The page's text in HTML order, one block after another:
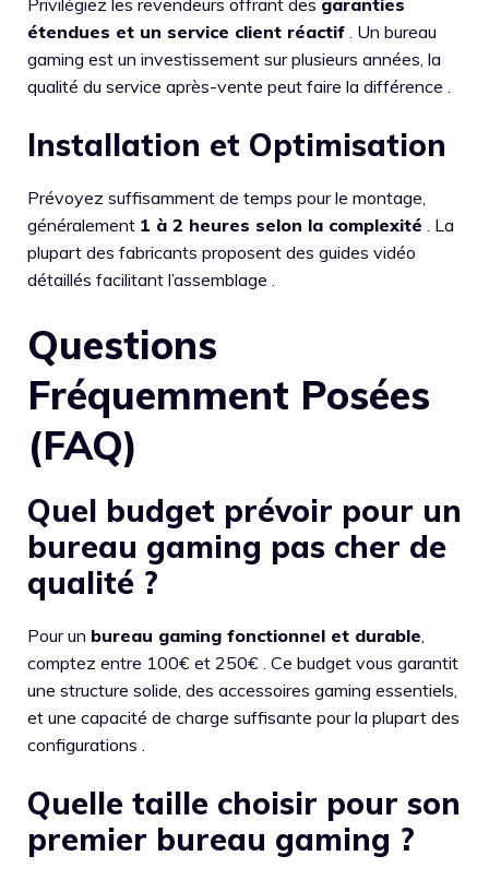
Privilégiez les revendeurs offrant des garanties
étendues et un service client réactif . Un bureau
gaming est un investissement sur plusieurs années, la
qualité du service après-vente peut faire la différence .
Installation et Optimisation
Prévoyez suffisamment de temps pour le montage,
généralement 1 à 2 heures selon la complexité . La
plupart des fabricants proposent des guides vidéo
détaillés facilitant l’assemblage .
Questions
Fréquemment Posées
(FAQ)
Quel budget prévoir pour un
bureau gaming pas cher de
qualité ?
Pour un bureau gaming fonctionnel et durable,
comptez entre 100€ et 250€ . Ce budget vous garantit
une structure solide, des accessoires gaming essentiels,
et une capacité de charge suffisante pour la plupart des
configurations .
Quelle taille choisir pour son
premier bureau gaming ?